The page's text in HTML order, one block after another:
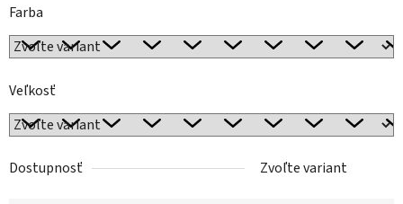
Farba
Veľkosť
Dostupnosť Zvoľte variant